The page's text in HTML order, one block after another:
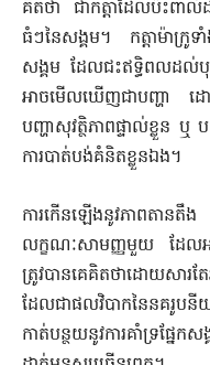
គិតថា ជាកត្តាដែលប៉ះពា
ធំៗនៃសង្គម។ កត្តាម៉ាក្រូ
សង្គម ដែលជះឥទ្ធិពលដល់បុ
អាចមើលឃើញជាបញ្ហា ដ
បញ្ហាសុវត្ថិភាពផ្ទាល់ខ្លួន
ការបាត់បង់គំនិតខ្លួនឯង។
ការកើនឡើងនូវ​ភាព​តានតឹង
លក្ខណៈសាមញ្ញ​មួយ ដែលអ
ត្រូវបានគេគិតថា​ដោយសារ
ដែលជាផលវិបាក​នៃនគរូបនី
កាត់បន្ថយនូវការ​គាំទ្រផ្ន